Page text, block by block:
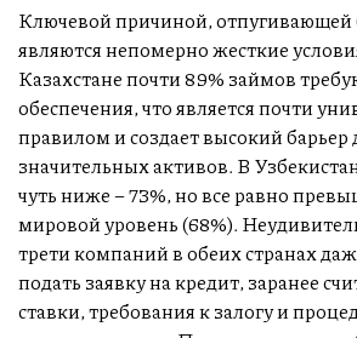
Ключевой причиной, отпугивающей
являются непомерно жесткие
Казахстане почти 89% займов
обеспечения, что является почти
правилом и создает высокий
значительных активов. В
чуть ниже – 73%, но все равно
мировой уровень (68%).
трети компаний в обеих странах
подать заявку на кредит, заранее
ставки, требования к залогу и